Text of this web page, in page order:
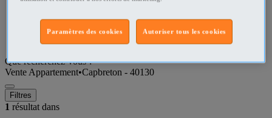
Landes Vente Appartement
Capbreton - 40130 Vente Appartement
Que recherchez-vous ?
Vente Appartement•Capbreton - 40130
Filtres
1 résultat dans
Autoriser tous les cookies
Paramètres des cookies